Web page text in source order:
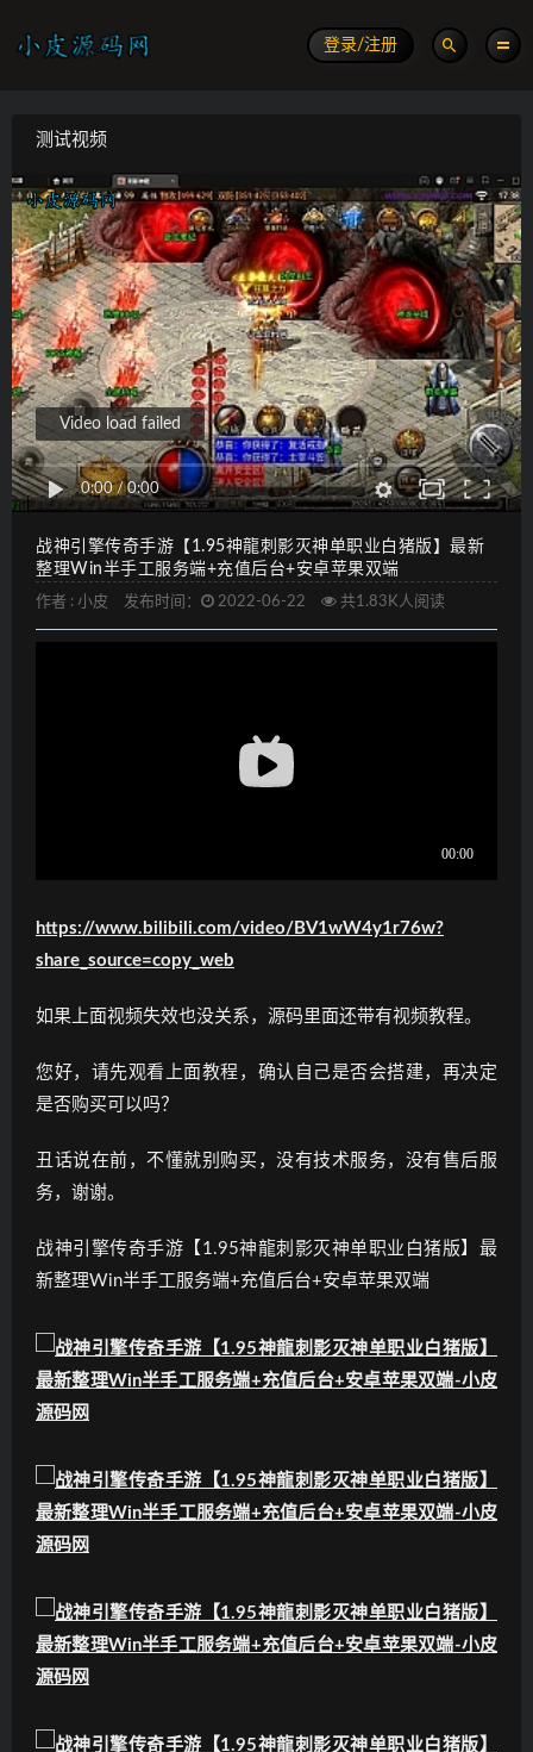
登录/注册
测试视频
0:00/0:00
Video load failed
战神引擎传奇手游【1.95神龍刺影灭神单职业白猪版】最新
整理Win半手工服务端+充值后台+安卓苹果双端
作者 : 小皮 发布时间： 2022-06-22 共1.83K人阅读
https://www.bilibili.com/video/BV1wW4y1r76w?
share_source=copy_web
如果上面视频失效也没关系，源码里面还带有视频教程。
您好，请先观看上面教程，确认自己是否会搭建，再决定
是否购买可以吗？
丑话说在前，不懂就别购买，没有技术服务，没有售后服
务，谢谢。
战神引擎传奇手游【1.95神龍刺影灭神单职业白猪版】最
新整理Win半手工服务端+充值后台+安卓苹果双端